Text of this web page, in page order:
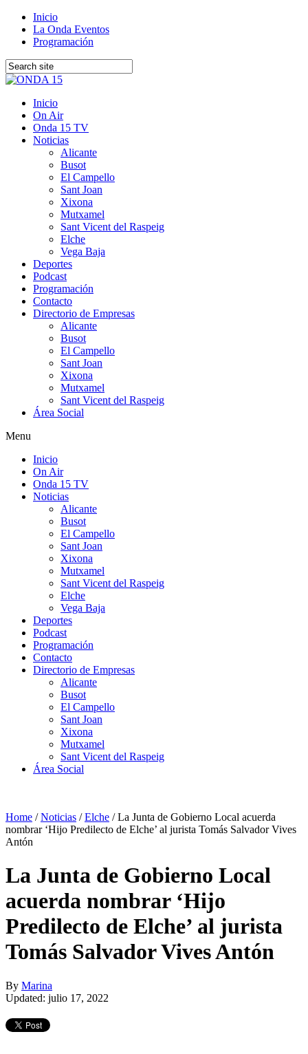
Inicio
La Onda Eventos
Programación
Inicio
On Air
Onda 15 TV
Noticias
Alicante
Busot
El Campello
Sant Joan
Xixona
Mutxamel
Sant Vicent del Raspeig
Elche
Vega Baja
Deportes
Podcast
Programación
Contacto
Directorio de Empresas
Alicante
Busot
El Campello
Sant Joan
Xixona
Mutxamel
Sant Vicent del Raspeig
Área Social
Menu
Inicio
On Air
Onda 15 TV
Noticias
Alicante
Busot
El Campello
Sant Joan
Xixona
Mutxamel
Sant Vicent del Raspeig
Elche
Vega Baja
Deportes
Podcast
Programación
Contacto
Directorio de Empresas
Alicante
Busot
El Campello
Sant Joan
Xixona
Mutxamel
Sant Vicent del Raspeig
Área Social
Home /Noticias /Elche /La Junta de Gobierno Local acuerda
nombrar ‘Hijo Predilecto de Elche’ al jurista Tomás Salvador Vives
Antón
La Junta de Gobierno Local
acuerda nombrar ‘Hijo
Predilecto de Elche’ al jurista
Tomás Salvador Vives Antón
By Marina
Updated: julio 17, 2022